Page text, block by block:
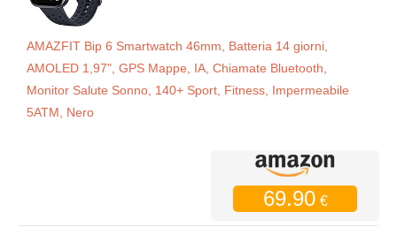
AMAZFIT Bip 6 Smartwatch 46mm, Batteria 14 giorni,
AMOLED 1,97", GPS Mappe, IA, Chiamate Bluetooth,
Monitor Salute Sonno, 140+ Sport, Fitness, Impermeabile
5ATM, Nero
69.90 €